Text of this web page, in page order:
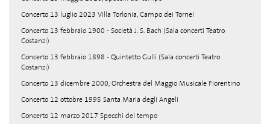
Concerto 13 luglio 2023 Villa Torlonia, Campo dei Tornei
Concerto 13 febbraio 1900 - Società J. S. Bach (Sala concerti Teatro
Costanzi)
Concerto 13 febbraio 1898 - Quintetto Gullì (Sala concerti Teatro
Costanzi)
Concerto 13 dicembre 2000, Orchestra del Maggio Musicale Fiorentino
Concerto 12 ottobre 1995 Santa Maria degli Angeli
Concerto 12 marzo 2017 Specchi del tempo